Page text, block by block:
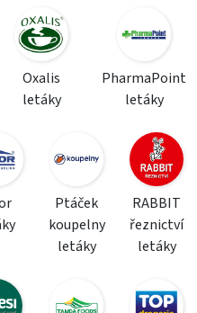
Oxalis
letáky
PharmaPoint
letáky
Ptáček
koupelny
letáky
RABBIT
řeznictví
letáky